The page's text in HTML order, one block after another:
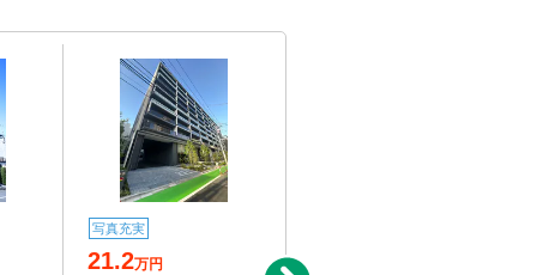
写真充実
21.2万円